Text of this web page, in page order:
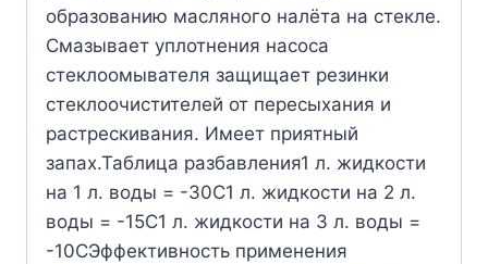
образованию масляного налёта на стекле.
Смазывает уплотнения насоса
стеклоомывателя защищает резинки
стеклоочистителей от пересыхания и
растрескивания. Имеет приятный
запах.Таблица разбавления1 л. жидкости
на 1 л. воды = -30С1 л. жидкости на 2 л.
воды = -15С1 л. жидкости на 3 л. воды =
-10СЭффективность применения